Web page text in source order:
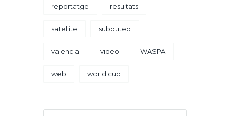
reportatge resultats
satellite subbuteo
valencia video WASPA
web world cup